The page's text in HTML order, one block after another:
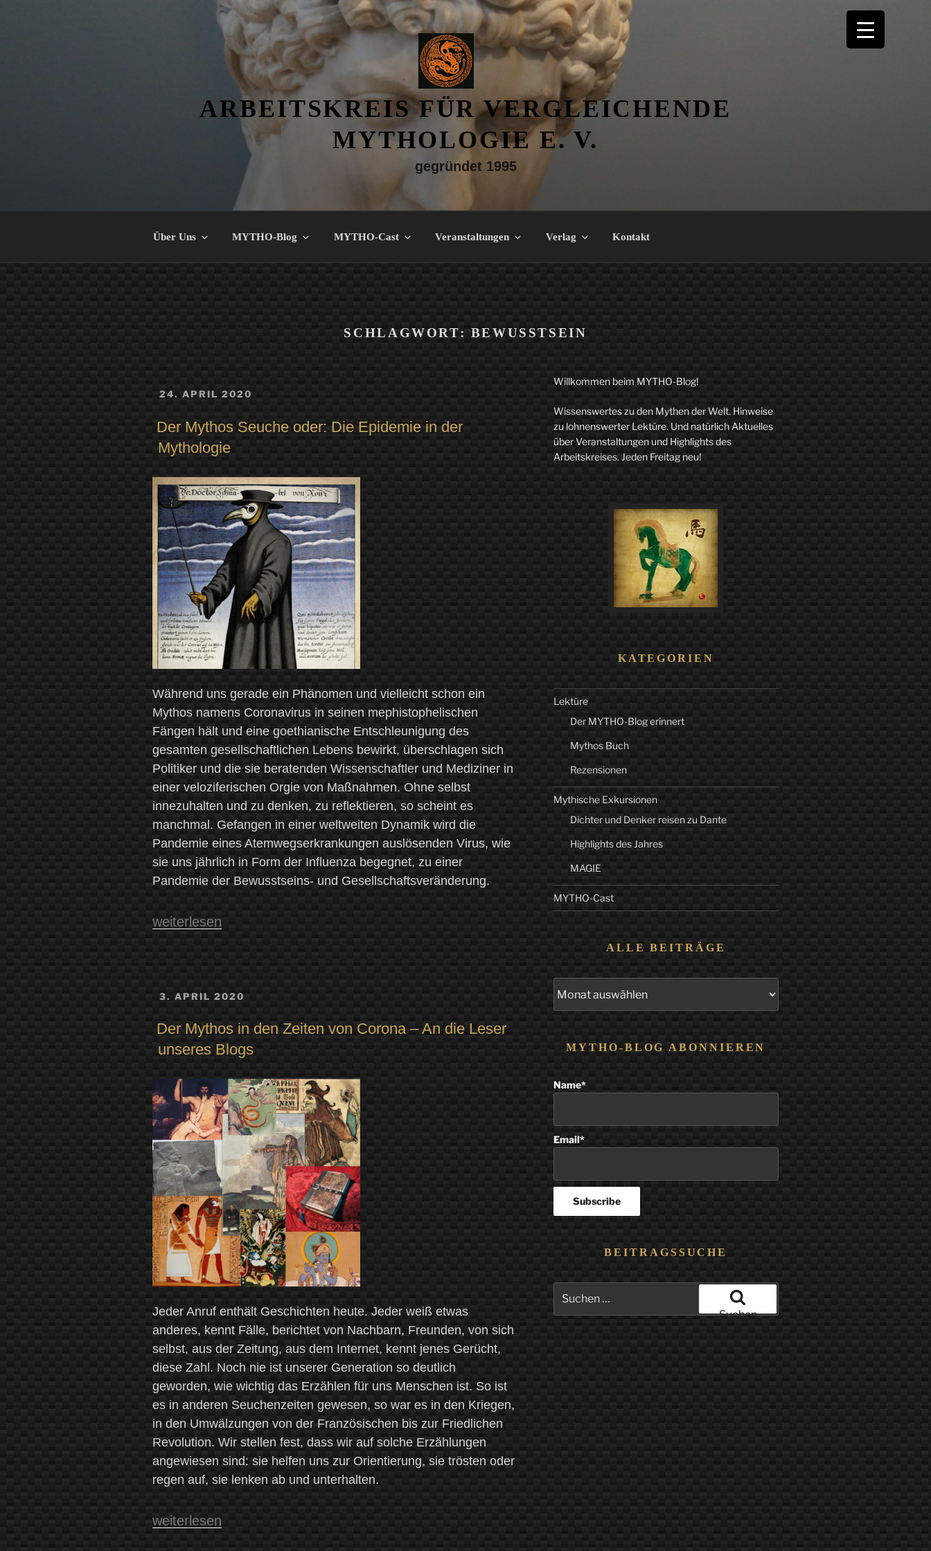
ARBEITSKREIS FÜR VERGLEICHENDE
MYTHOLOGIE E. V.
gegründet 1995
Über Uns MYTHO-Blog MYTHO-Cast Veranstaltungen Verlag Kontakt
SCHLAGWORT: BEWUSSTSEIN
VERÖFFENTLICHT
24. APRIL 2020
Der Mythos Seuche oder: Die Epidemie in der
Mythologie
Während uns gerade ein Phänomen und vielleicht schon ein
Mythos namens Coronavirus in seinen mephistophelischen
Fängen hält und eine goethianische Entschleunigung des
gesamten gesellschaftlichen Lebens bewirkt, überschlagen sich
Politiker und die sie beratenden Wissenschaftler und Mediziner in
einer veloziferischen Orgie von Maßnahmen. Ohne selbst
innezuhalten und zu denken, zu reflektieren, so scheint es
manchmal. Gefangen in einer weltweiten Dynamik wird die
Pandemie eines Atemwegserkrankungen auslösenden Virus, wie
sie uns jährlich in Form der Influenza begegnet, zu einer
Pandemie der Bewusstseins- und Gesellschaftsveränderung.
„Der
Die
Epidemie
in
Mythologie“
weiterlesen
VERÖFFENTLICHT
3. APRIL 2020
Der Mythos in den Zeiten von Corona – An die Leser
unseres Blogs
Jeder Anruf enthält Geschichten heute. Jeder weiß etwas
anderes, kennt Fälle, berichtet von Nachbarn, Freunden, von sich
selbst, aus der Zeitung, aus dem Internet, kennt jenes Gerücht,
diese Zahl. Noch nie ist unserer Generation so deutlich
geworden, wie wichtig das Erzählen für uns Menschen ist. So ist
es in anderen Seuchenzeiten gewesen, so war es in den Kriegen,
in den Umwälzungen von der Französischen bis zur Friedlichen
Revolution. Wir stellen fest, dass wir auf solche Erzählungen
angewiesen sind: sie helfen uns zur Orientierung, sie trösten oder
regen auf, sie lenken ab und unterhalten.
„Der
weiterlesen
Willkommen beim MYTHO-Blog!
Wissenswertes zu den Mythen der Welt. Hinweise
zu lohnenswerter Lektüre. Und natürlich Aktuelles
über Veranstaltungen und Highlights des
Arbeitskreises. Jeden Freitag neu!
KATEGORIEN
Lektüre
Der MYTHO-Blog erinnert
Mythos Buch
Rezensionen
Mythische Exkursionen
Dichter und Denker reisen zu Dante
Highlights des Jahres
MAGIE
MYTHO-Cast
ALLE BEITRÄGE
Beiträge
MYTHO-BLOG ABONNIEREN
Name*
Email*
BEITRAGSSUCHE
nach:
Suchen